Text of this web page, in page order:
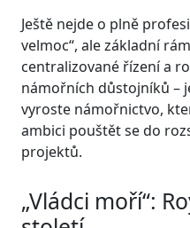
Ještě nejde o plně
velmoc“, ale základní
centralizované řízení a
námořních důstojníků –
vyroste námořnictvo,
ambici pouštět se do
projektů.
„Vládci moří“: